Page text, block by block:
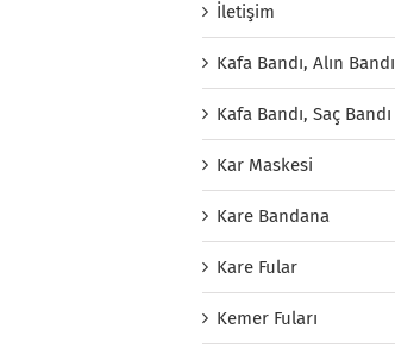
İletişim
Kafa Bandı, Alın Bandı
Kafa Bandı, Saç Bandı
Kar Maskesi
Kare Bandana
Kare Fular
Kemer Fuları